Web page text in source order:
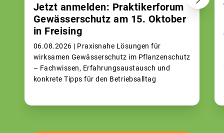
Jetzt anmelden: Praktikerforum
Gewässerschutz am 15. Oktober
in Freising
06.08.2026 | Praxisnahe Lösungen für
wirksamen Gewässerschutz im Pflanzenschutz
– Fachwissen, Erfahrungsaustausch und
konkrete Tipps für den Betriebsalltag